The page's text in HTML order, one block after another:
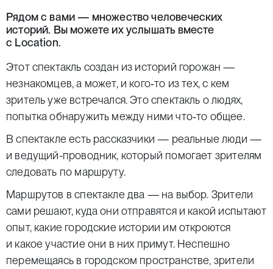
Рядом с вами — множество человеческих
историй. Вы можете их услышать вместе
с Location.
Этот спектакль создан из историй горожан —
незнакомцев, а может, и кого‑то из тех, с кем
зритель уже встречался. Это спектакль о людях,
попытка обнаружить между ними что‑то общее.
В спектакле есть рассказчики — реальные люди —
и ведущий-проводник, который помогает зрителям
следовать по маршруту.
Маршрутов в спектакле два — на выбор. Зрители
сами решают, куда они отправятся и какой испытают
опыт, какие городские истории им откроются
и какое участие они в них примут. Неспешно
перемещаясь в городском пространстве, зрители